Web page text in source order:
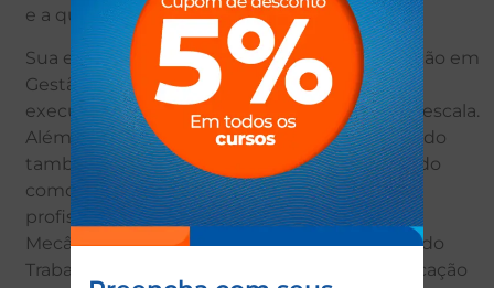
e a qualidade em todas as suas atividades.
Sua expertise vai além, com uma especialização em
Gestão de Projetos, que o capacita a liderar e
executar com excelência projetos de grande escala.
Além de suas realizações acadêmicas, Fernando
também dedica seu tempo ao ensino, atuando
como professor em escolas públicas
profissionalizantes nos cursos de Técnico em
Mecânica Industrial e Técnico em Segurança do
Trabalho. Seu comprometimento com a educação